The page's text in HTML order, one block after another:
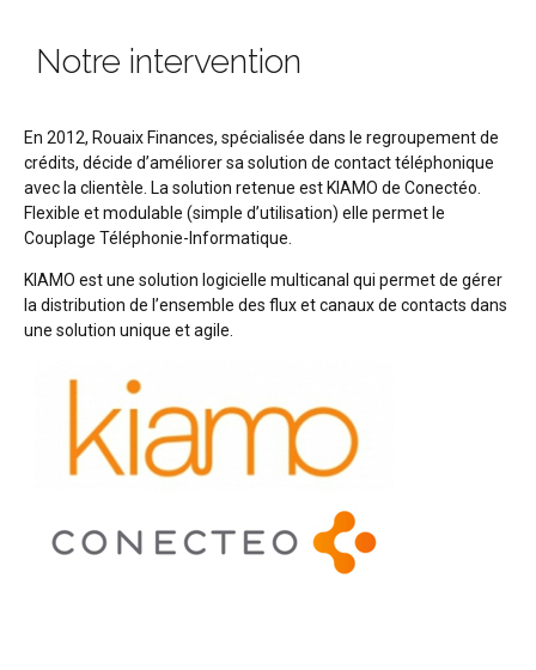
Notre intervention
En 2012, Rouaix Finances, spécialisée dans le regroupement de
crédits, décide d’améliorer sa solution de contact téléphonique
avec la clientèle. La solution retenue est KIAMO de Conectéo.
Flexible et modulable (simple d’utilisation) elle permet le
Couplage Téléphonie-Informatique.
KIAMO est une solution logicielle multicanal qui permet de gérer
la distribution de l’ensemble des flux et canaux de contacts dans
une solution unique et agile.